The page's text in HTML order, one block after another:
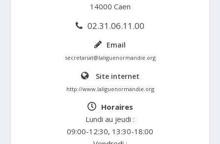
14000 Caen
02.31.06.11.00
Email
secretariat@laliguenormandie.org
Site internet
http://www.laliguenormandie.org
Horaires
Lundi au jeudi :
09:00-12:30, 13:30-18:00